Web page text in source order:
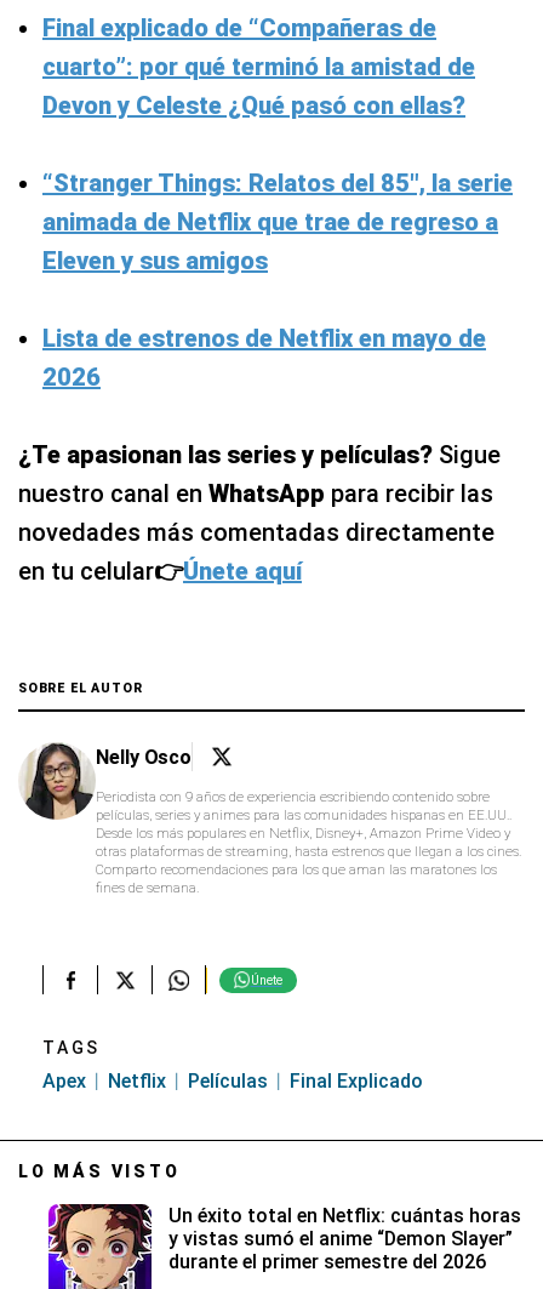
Final explicado de “Compañeras de
cuarto”: por qué terminó la amistad de
Devon y Celeste ¿Qué pasó con ellas?
“Stranger Things: Relatos del 85″, la serie
animada de Netflix que trae de regreso a
Eleven y sus amigos
Lista de estrenos de Netflix en mayo de
2026
¿Te apasionan las series y películas? Sigue
nuestro canal en WhatsApp para recibir las
novedades más comentadas directamente
en tu celular👉Únete aquí
SOBRE EL AUTOR
Nelly Osco
Periodista con 9 años de experiencia escribiendo contenido sobre
películas, series y animes para las comunidades hispanas en EE.UU..
Desde los más populares en Netflix, Disney+, Amazon Prime Video y
otras plataformas de streaming, hasta estrenos que llegan a los cines.
Comparto recomendaciones para los que aman las maratones los
fines de semana.
Únete
TAGS
Apex Netflix Películas Final Explicado
LO MÁS VISTO
Un éxito total en Netflix: cuántas horas
y vistas sumó el anime “Demon Slayer”
durante el primer semestre del 2026